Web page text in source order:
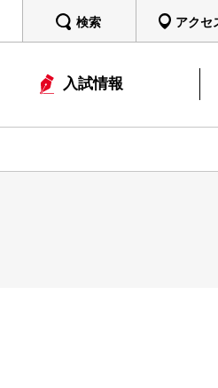
検索 アクセ
入試情報